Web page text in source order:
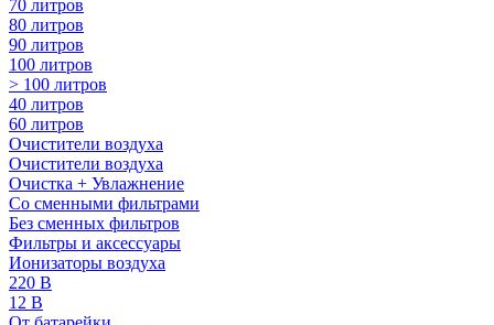
70 литров
80 литров
90 литров
100 литров
> 100 литров
40 литров
60 литров
Очистители воздуха
Очистители воздуха
Очистка + Увлажнение
Cо сменными фильтрами
Без сменных фильтров
Фильтры и аксессуары
Ионизаторы воздуха
220 В
12 В